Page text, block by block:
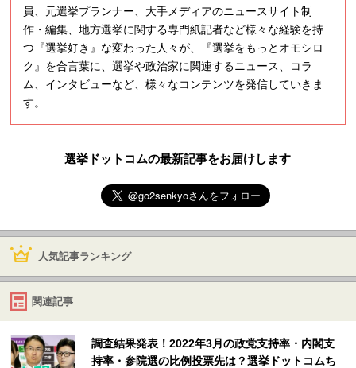
員、元選挙プランナー、大手メディアのニュースサイト制
作・編集、地方選挙に関する専門紙記者など様々な経験を持
つ『選挙好き』な変わった人々が、『選挙をもっとオモシロ
ク』を合言葉に、選挙や政治家に関連するニュース、コラ
ム、インタビューなど、様々なコンテンツを発信していきま
す。
選挙ドットコムの最新記事をお届けします
人気記事ランキング
関連記事
調査結果発表！2022年3月の政党支持率・内閣支
持率・参院選の比例投票先は？選挙ドットコムち